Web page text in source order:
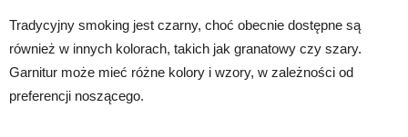
Tradycyjny smoking jest czarny, choć obecnie dostępne są
również w innych kolorach, takich jak granatowy czy szary.
Garnitur może mieć różne kolory i wzory, w zależności od
preferencji noszącego.